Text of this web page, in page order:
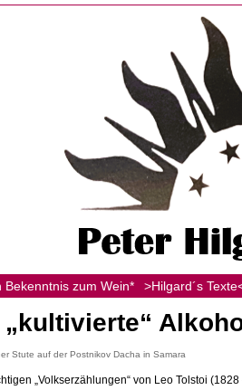
Bekenntnis zum Wein* >Hilgard´s
Stute auf der Postnikov Dacha in Samara
„Volkserzählungen“ von Leo Tolstoi